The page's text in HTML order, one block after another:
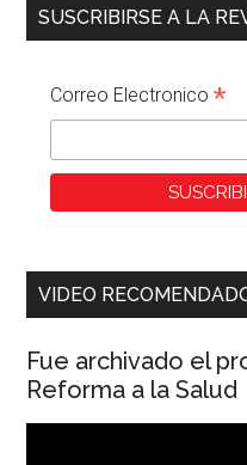
SUSCRIBIRSE A LA
Correo Electronico*
VIDEO
Fue archivado el
Reforma a la Salud